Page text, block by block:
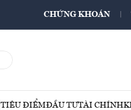
CHỨNG KHOÁN
TIÊU ĐIỂMĐẦU TƯTÀI CHÍNH